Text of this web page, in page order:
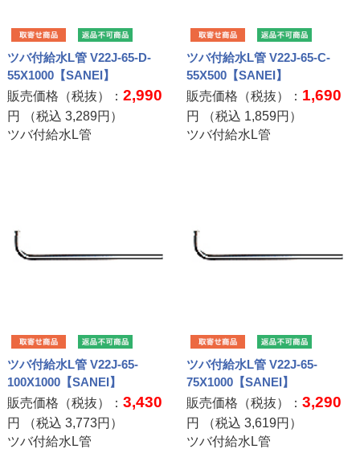
ツバ付給水L管 V22J-65-D-
55X1000【SANEI】
販売価格（税抜）： 2,990
円 （税込 3,289円）
ツバ付給水L管
ツバ付給水L管 V22J-65-C-
55X500【SANEI】
販売価格（税抜）： 1,690
円 （税込 1,859円）
ツバ付給水L管
ツバ付給水L管 V22J-65-
100X1000【SANEI】
販売価格（税抜）： 3,430
円 （税込 3,773円）
ツバ付給水L管
ツバ付給水L管 V22J-65-
75X1000【SANEI】
販売価格（税抜）：3,290
円 （税込3,619円）
ツバ付給水L管